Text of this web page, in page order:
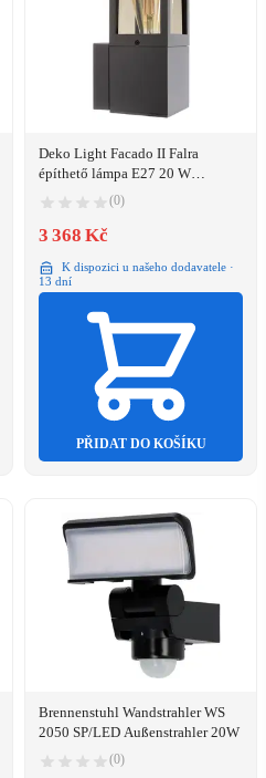
Deko Light Facado II Falra
építhető lámpa E27 20 W
Sötétszürke (731151)
(0)
3 368 Kč
K dispozici u našeho dodavatele ·
13 dní
PŘIDAT DO KOŠÍKU
Brennenstuhl Wandstrahler WS
2050 SP/LED Außenstrahler 20W
(0)